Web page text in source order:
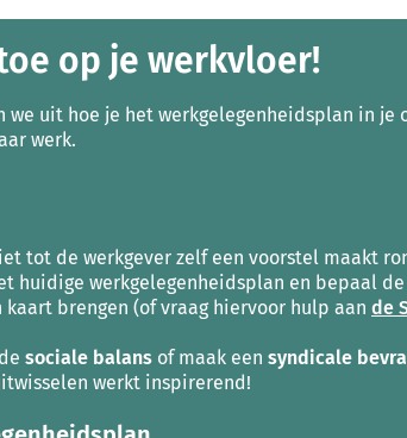
op je werkvloer!
we uit hoe je het werkgelegenheidsplan in
werk.
tot de werkgever zelf een voorstel maakt
huidige werkgelegenheidsplan en bepaal de
brengen (of vraag hiervoor hulp aan de
sociale balans of maak een syndicale
werkt inspirerend!